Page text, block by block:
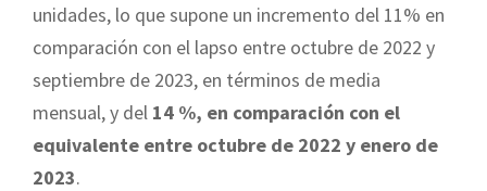
unidades, lo que supone un incremento del 11% en
comparación con el lapso entre octubre de 2022 y
septiembre de 2023, en términos de media
mensual, y del 14 %, en comparación con el
equivalente entre octubre de 2022 y enero de
2023.